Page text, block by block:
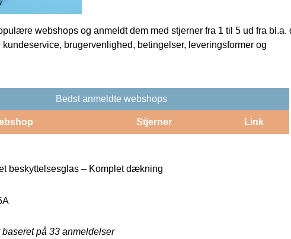
webshops og anmeldt dem med stjerner fra 1 til 5 ud fra bl.a.
brugervenlighed, betingelser, leveringsformer og
Bedst anmeldte webshops
Stjerner Link
beskyttelsesglas – Komplet dækning
baseret på 33 anmeldelser